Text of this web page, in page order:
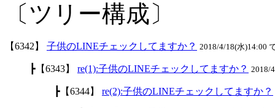
〔ツリー構成〕
【6342】 子供のLINEチェックしてますか？ 2018/4/18(水)14:00
┣【6343】 re(1):子供のLINEチェックしてますか？ 2018/
┣【6344】 re(2):子供のLINEチェックしてますか？